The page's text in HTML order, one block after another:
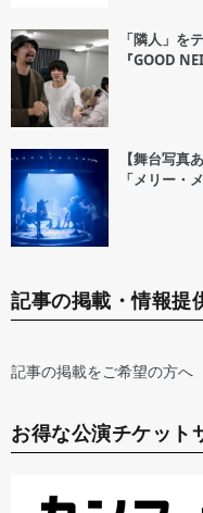
「隣人」を
『GOOD
【舞台写真
「メリー・
記事の掲載・情報提
記事の掲載をご希望の方へ
お得な公演チケット